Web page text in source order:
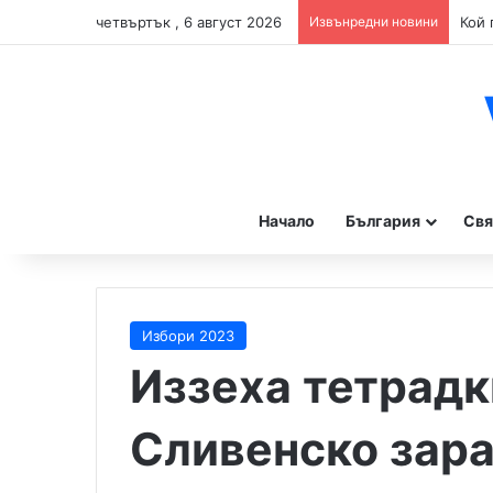
четвъртък , 6 август 2026 Извънредни новини
Начало България
Избори 2023
Иззеха
Сливенско